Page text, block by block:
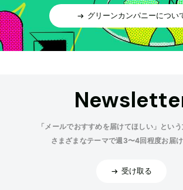
グリーンカンパニーについ
「メールでおすすめを届けてほしい」という
さまざまなテーマで週3〜4回程度お届け
受け取る